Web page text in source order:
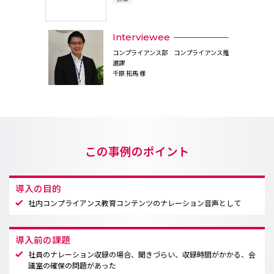
Interviewee
コンプライアンス部 コンプライアンス推
進課
千原 拓馬 様
この事例のポイント
導入の目的
社内コンプライアンス教育コンテンツのナレーション音声として
導入前の課題
社員のナレーション収録の場合、聞きづらい、収録時間がかかる、会
議室の確保の問題があった